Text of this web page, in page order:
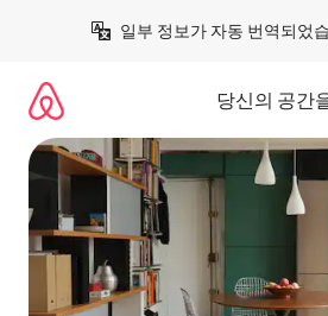
일부 정보가 자동 번역되었
당신의 공간